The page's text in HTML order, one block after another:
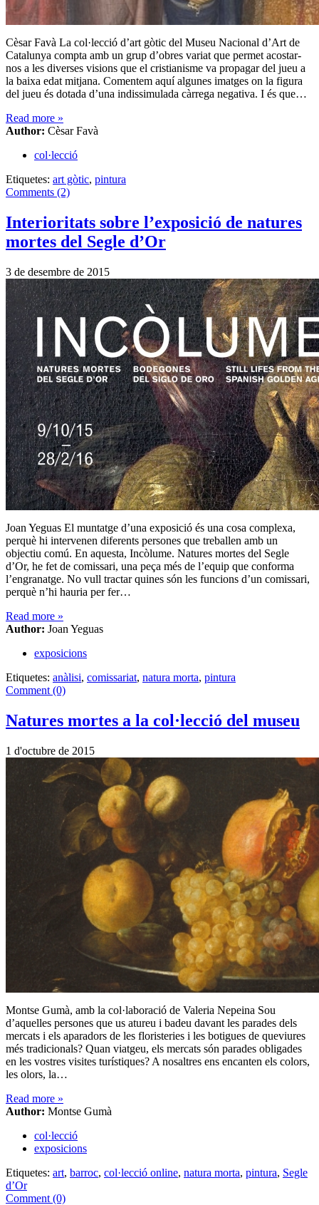
Cèsar Favà La col·lecció d’art gòtic del Museu Nacional d’Art de
Catalunya compta amb un grup d’obres variat que permet acostar-
nos a les diverses visions que el cristianisme va propagar del jueu a
la baixa edat mitjana. Comentem aquí algunes imatges on la figura
del jueu és dotada d’una indissimulada càrrega negativa. I és que…
Read more »
Author: Cèsar Favà
col·lecció
Etiquetes: art gòtic, pintura
Comments (2)
Interioritats sobre l’exposició de natures
mortes del Segle d’Or
3 de desembre de 2015
Joan Yeguas El muntatge d’una exposició és una cosa complexa,
perquè hi intervenen diferents persones que treballen amb un
objectiu comú. En aquesta, Incòlume. Natures mortes del Segle
d’Or, he fet de comissari, una peça més de l’equip que conforma
l’engranatge. No vull tractar quines són les funcions d’un comissari,
perquè n’hi hauria per fer…
Read more »
Author: Joan Yeguas
exposicions
Etiquetes: anàlisi, comissariat, natura morta, pintura
Comment (0)
Natures mortes a la col·lecció del museu
1 d'octubre de 2015
Montse Gumà, amb la col·laboració de Valeria Nepeina Sou
d’aquelles persones que us atureu i badeu davant les parades dels
mercats i els aparadors de les floristeries i les botigues de queviures
més tradicionals? Quan viatgeu, els mercats són parades obligades
en les vostres visites turístiques? A nosaltres ens encanten els colors,
les olors, la…
Read more »
Author: Montse Gumà
col·lecció
exposicions
Etiquetes: art, barroc, col·lecció online, natura morta, pintura, Segle
d’Or
Comment (0)